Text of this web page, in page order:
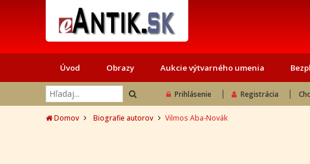
Úvod Obrazy Aukcie výtvarného umenia
Prihlásenie Registrácia
Domov Biografie autorov Vilmos Aba-Novák